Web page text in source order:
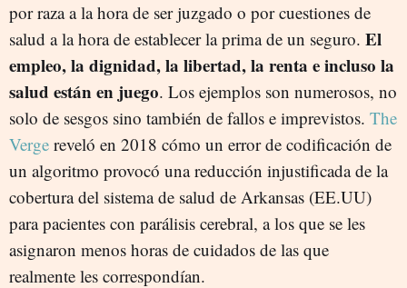
por raza a la hora de ser juzgado o por cuestiones de
salud a la hora de establecer la prima de un seguro. El
empleo, la dignidad, la libertad, la renta e incluso la
salud están en juego. Los ejemplos son numerosos, no
solo de sesgos sino también de fallos e imprevistos. The
Verge reveló en 2018 cómo un error de codificación de
un algoritmo provocó una reducción injustificada de la
cobertura del sistema de salud de Arkansas (EE.UU)
para pacientes con parálisis cerebral, a los que se les
asignaron menos horas de cuidados de las que
realmente les correspondían.